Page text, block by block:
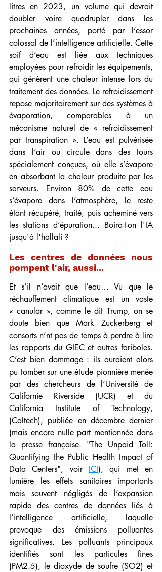
litres en 2023, un volume qui devrait
doubler voire quadrupler dans les
prochaines années, porté par l’essor
colossal de l’intelligence artificielle. Cette
soif d’eau est liée aux techniques
employées pour refroidir les équipements,
qui génèrent une chaleur intense lors du
traitement des données. Le refroidissement
repose majoritairement sur des systèmes à
évaporation, comparables à un
mécanisme naturel de « refroidissement
par transpiration ». L’eau est pulvérisée
dans l’air ou circule dans des tours
spécialement conçues, où elle s’évapore
en absorbant la chaleur produite par les
serveurs. Environ 80% de cette eau
s’évapore dans l’atmosphère, le reste
étant récupéré, traité, puis acheminé vers
les stations d’épuration... Boira-t-on l'IA
jusqu'à l'hallali ?
Les centres de données nous
pompent l'air, aussi...
Et s’il n’avait que l’eau… Vu que le
réchauffement climatique est un vaste
« canular », comme le dit Trump, on se
doute bien que Mark Zuckerberg et
consorts n’nt pas de temps à perdre à lire
les rapports du GIEC et autres fariboles.
C’est bien dommage : ils auraient alors
pu tomber sur une étude pionnière menée
par des chercheurs de l’Université de
Californie Riverside (UCR) et du
California Institute of Technology,
(Caltech), publiée en décembre dernier
(mais encore nulle part mentionnée dans
la presse française. "The Unpaid Toll:
Quantifying the Public Health Impact of
Data Centers"﻿, voir ICI), qui met en
lumière les effets sanitaires importants
mais souvent négligés de l’expansion
rapide des centres de données liés à
l’intelligence artificielle, laquelle
provoque des émissions polluantes
significatives. Les polluants principaux
identifiés sont les particules fines
(PM2.5), le dioxyde de soufre (SO2) et